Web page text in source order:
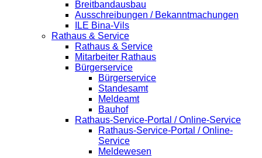
Breitbandausbau
Ausschreibungen / Bekanntmachungen
ILE Bina-Vils
Rathaus & Service
Rathaus & Service
Mitarbeiter Rathaus
Bürgerservice
Bürgerservice
Standesamt
Meldeamt
Bauhof
Rathaus-Service-Portal / Online-Service
Rathaus-Service-Portal / Online-
Service
Meldewesen